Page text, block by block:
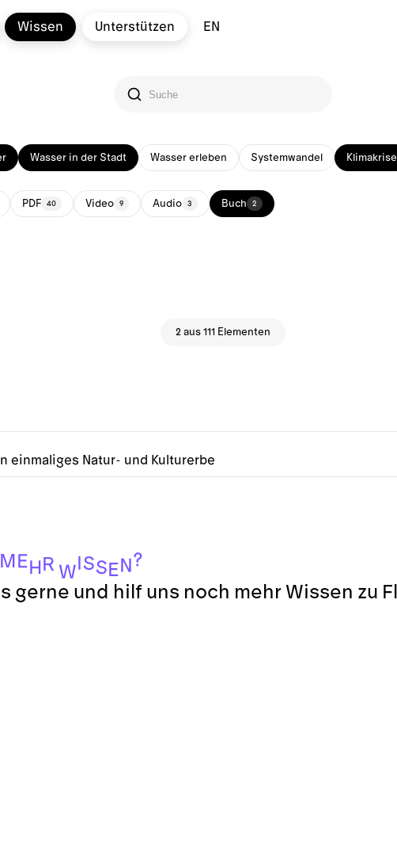
Wissen Unterstützen EN
Wasser in der Stadt Wasser erleben Systemwandel Klimakrise
PDF 40 Video 9 Audio 3 Buch 2
2 aus 111 Elementen
einmaliges Natur- und Kulturerbe
M EH R WISSE N ?
gerne und hilf uns noch mehr Wissen zu